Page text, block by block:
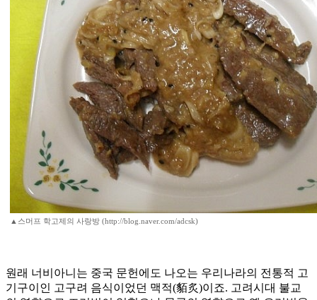
▲스머프 학고제의 사랑방 (http://blog.naver.com/adcsk)
원래 너비아니는 중국 문헌에도 나오는 우리나라의 전통적 고
기구이인 고구려 음식이었던 맥적(貊炙)이죠. 고려시대 불교